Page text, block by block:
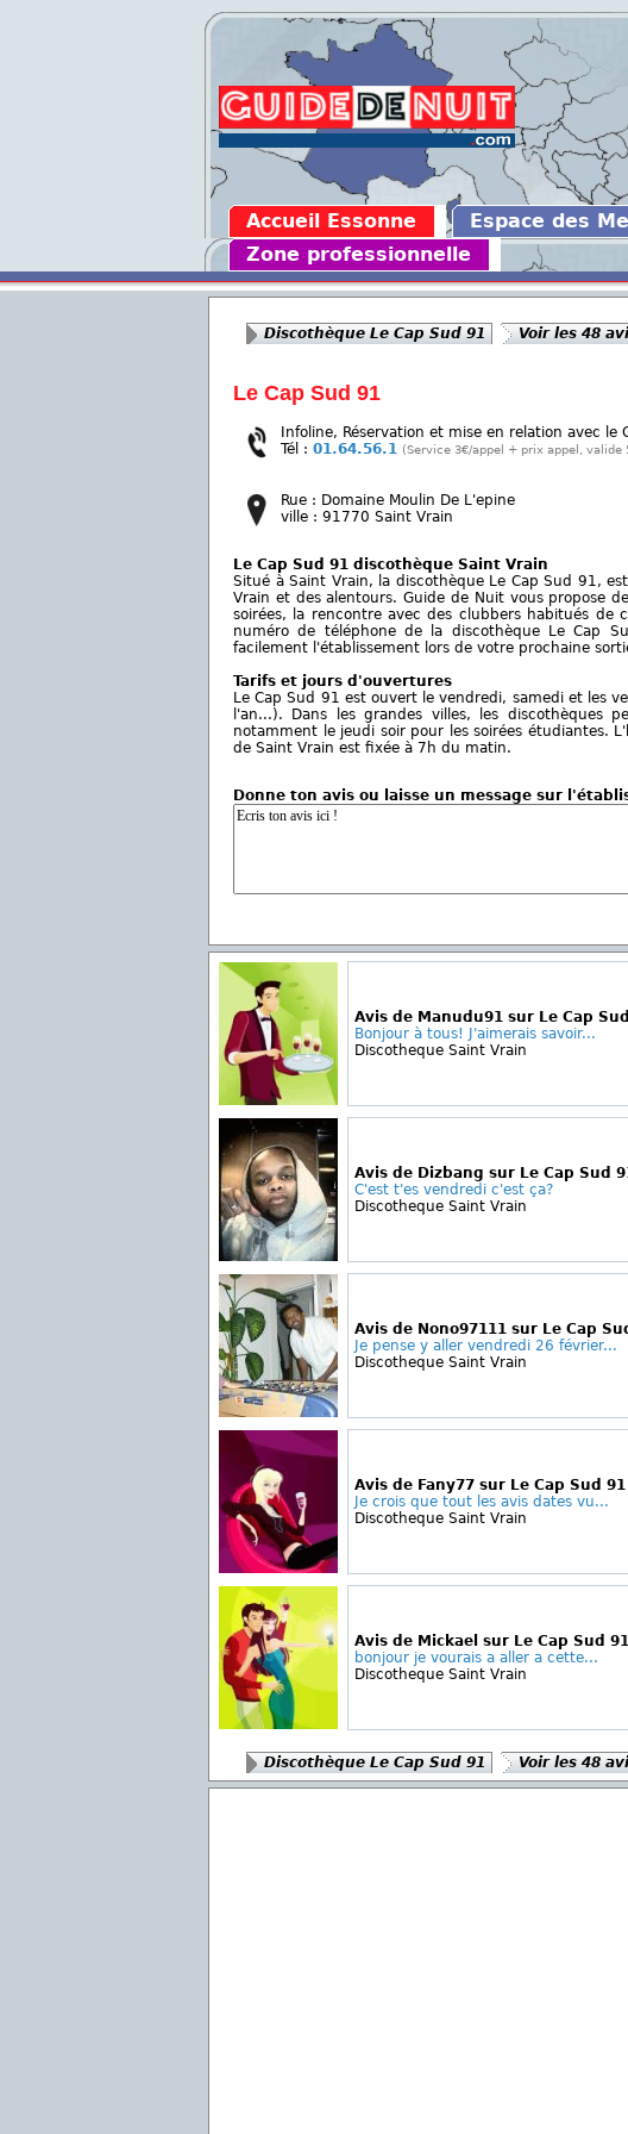
Accueil Essonne Espace des
Zone professionnelle
Discothèque Le Cap Sud 91 Voir les 48
Le Cap Sud 91
Infoline, Réservation et mise en relation avec le
Tél : 01.64.56.1 (Service 3€/appel + prix appel, valide
Rue : Domaine Moulin De L'epine
ville : 91770 Saint Vrain
Le Cap Sud 91 discothèque Saint Vrain
Situé à Saint Vrain, la discothèque Le Cap Sud 91,
Vrain et des alentours. Guide de Nuit vous propose
soirées, la rencontre avec des clubbers habitués de
numéro de téléphone de la discothèque Le Cap
facilement l'établissement lors de votre prochaine
Tarifs et jours d'ouvertures
Le Cap Sud 91 est ouvert le vendredi, samedi et les
l'an...). Dans les grandes villes, les discothèques
notamment le jeudi soir pour les soirées étudiantes.
de Saint Vrain est fixée à 7h du matin.
Donne ton avis ou laisse un message sur
Avis de Manudu91 sur Le Cap
Bonjour à tous! J'aimerais savoir...
Discotheque Saint Vrain
Avis de Dizbang sur Le Cap Sud
C'est t'es vendredi c'est ça?
Discotheque Saint Vrain
Avis de Nono97111 sur Le Cap
Je pense y aller vendredi 26 février...
Discotheque Saint Vrain
Avis de Fany77 sur Le Cap Sud 91
Je crois que tout les avis dates vu...
Discotheque Saint Vrain
Avis de Mickael sur Le Cap Sud 91
bonjour je vourais a aller a cette...
Discotheque Saint Vrain
Discothèque Le Cap Sud 91 Voir les 48